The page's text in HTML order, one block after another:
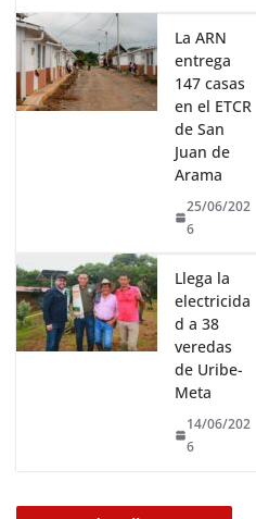
La ARN
entrega
147 casas
en el ETCR
de San
Juan de
Arama
25/06/202
6
Llega la
electricida
d a 38
veredas
de Uribe-
Meta
14/06/202
6